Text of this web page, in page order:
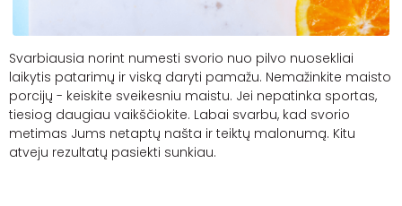
Svarbiausia norint numesti svorio nuo pilvo nuosekliai
laikytis patarimų ir viską daryti pamažu. Nemažinkite maisto
porcijų - keiskite sveikesniu maistu. Jei nepatinka sportas,
tiesiog daugiau vaikščiokite. Labai svarbu, kad svorio
metimas Jums netaptų našta ir teiktų malonumą. Kitu
atveju rezultatų pasiekti sunkiau.